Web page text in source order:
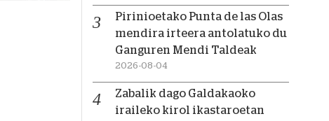
Pirinioetako Punta de las Olas
mendira irteera antolatuko du
Ganguren Mendi Taldeak
2026-08-04
Zabalik dago Galdakaoko
iraileko kirol ikastaroetan